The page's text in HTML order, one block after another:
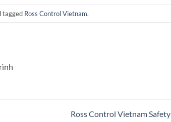
tagged Ross Control Vietnam.
Ross Control Vietnam Safety